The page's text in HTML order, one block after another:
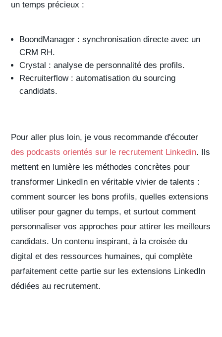
un temps précieux :
BoondManager : synchronisation directe avec un
CRM RH.
Crystal : analyse de personnalité des profils.
Recruiterflow : automatisation du sourcing
candidats.
Pour aller plus loin, je vous recommande d'écouter
des podcasts orientés sur le recrutement Linkedin. Ils
mettent en lumière les méthodes concrètes pour
transformer LinkedIn en véritable vivier de talents :
commentsourcer les bons profils, quellesextensions
utiliser pour gagner du temps, et surtout comment
personnaliser vos approches pour attirer les meilleurs
candidats. Un contenu inspirant, à la croisée du
digital et des ressources humaines, qui complète
parfaitement cette partie sur les extensions LinkedIn
dédiées au recrutement.